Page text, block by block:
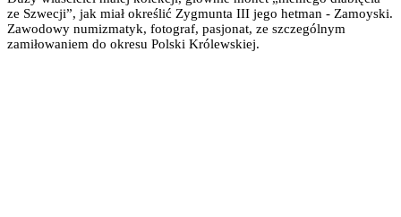
ze Szwecji”, jak miał określić Zygmunta III jego hetman - Zamoyski.
Zawodowy numizmatyk, fotograf, pasjonat, ze szczególnym
zamiłowaniem do okresu Polski Królewskiej.